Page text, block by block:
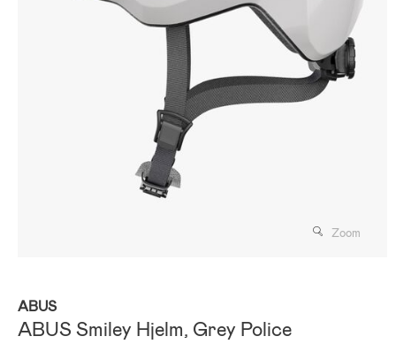
Zoom
ABUS
ABUS Smiley Hjelm, Grey Police